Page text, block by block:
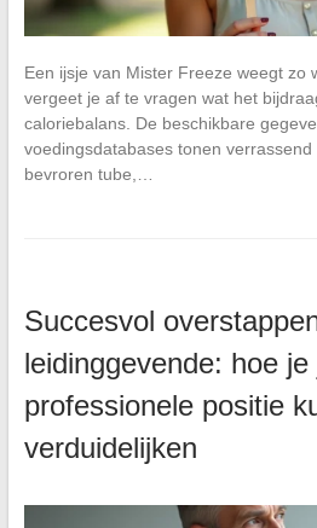
Een ijsje van Mister Freeze weegt zo
vergeet je af te vragen wat het
caloriebalans. De beschikbare
voedingsdatabases tonen
bevroren tube,…
Succesvol
leidinggevende: hoe
professionele positie
verduidelijken